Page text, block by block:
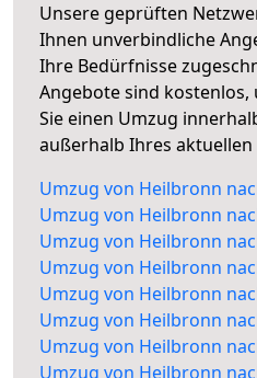
Unsere geprüften
Ihnen unverbindliche
Ihre Bedürfnisse
Angebote sind
Sie einen Umzug
außerhalb Ihres
Umzug von Heilbronn
Umzug von Heilbronn
Umzug von Heilbronn
Umzug von Heilbronn
Umzug von Heilbronn
Umzug von Heilbronn
Umzug von Heilbronn
Umzug von Heilbronn